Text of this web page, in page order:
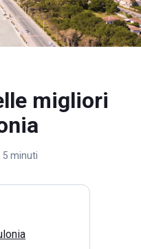
migliori
5 minuti